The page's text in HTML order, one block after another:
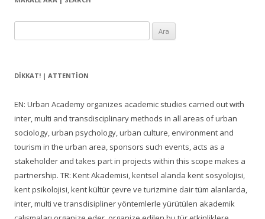
DIKKAT! | ATTENTION
EN: Urban Academy organizes academic studies carried out with
inter, multi and transdisciplinary methods in all areas of urban
sociology, urban psychology, urban culture, environment and
tourism in the urban area, sponsors such events, acts as a
stakeholder and takes part in projects within this scope makes a
partnership. TR: Kent Akademisi, kentsel alanda kent sosyolojisi,
kent psikolojisi, kent kültür çevre ve turizmine dair tüm alanlarda,
inter, multi ve transdisipliner yöntemlerle yürütülen akademik